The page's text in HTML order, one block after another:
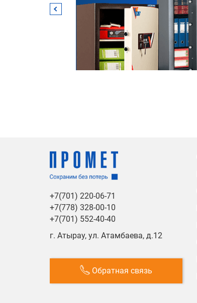
+7(701) 220-06-71
+7(778) 328-00-10
+7(701) 552-40-40
г. Атырау, ул. Атамбаева, д.12
Обратная связь